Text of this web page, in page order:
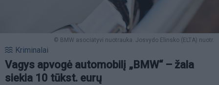
© BMW asociatyvi nuotrauka. Josvydo Elinsko (ELTA) nuotr.
Kriminalai
Vagys apvogė automobilį „BMW“ – žala
siekia 10 tūkst. eurų